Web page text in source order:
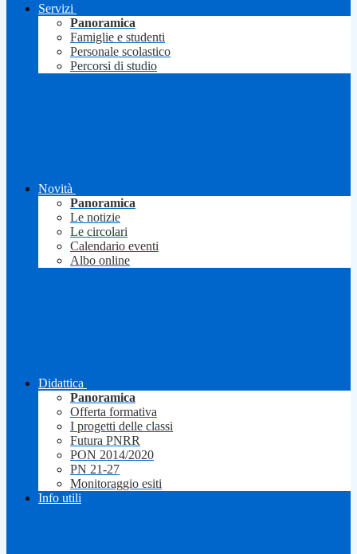
Servizi
Panoramica
Famiglie e studenti
Personale scolastico
Percorsi di studio
Novità
Panoramica
Le notizie
Le circolari
Calendario eventi
Albo online
Didattica
Panoramica
Offerta formativa
I progetti delle classi
Futura PNRR
PON 2014/2020
PN 21-27
Monitoraggio esiti
Info utili